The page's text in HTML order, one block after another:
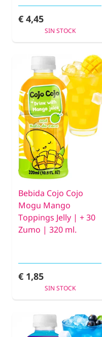
€ 4,45
SIN STOCK
Bebida Cojo Cojo
Mogu Mango
Toppings Jelly | + 30
Zumo | 320 ml.
€ 1,85
SIN STOCK